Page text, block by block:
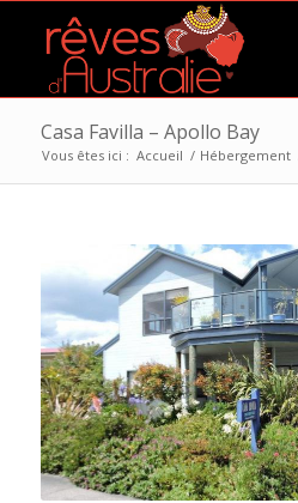
Casa Favilla – Apollo Bay
Vous êtes ici : Accueil / Hébergement